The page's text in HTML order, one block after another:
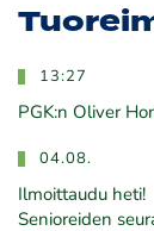
13:27
PGK:n Oliver
04.08.
Ilmoittaudu heti!
​​​​​​​Senioreiden